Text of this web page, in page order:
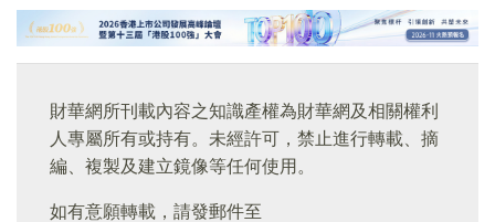
財華網所刊載內容之知識產權為財華網及相關權利
人專屬所有或持有。未經許可，禁止進行轉載、摘
編、複製及建立鏡像等任何使用。
如有意願轉載，請發郵件至